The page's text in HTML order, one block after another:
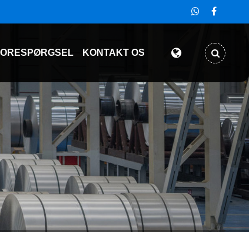
KONTAKT OS